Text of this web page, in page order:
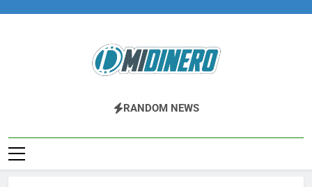
Midinero.co
Fintech, Criptomonedas
RANDOM NEWS